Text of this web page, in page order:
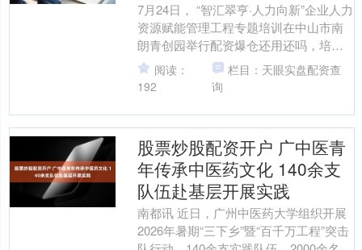
7月24日， “智汇翠亨·人力向新”企业人力
资源赋能管理工程专题培训在中山市南
朗青创园举行配资爆仓还用还吗，培训
由中山市人力资源和社会保障局南朗分
局主办，翠亨新....
阅读：
192
栏目：天眼实盘配资查
询
股票炒股配资开户 广中医青
年传承中医药文化 140余支
队伍赴基层开展实践
南都讯 近日，广州中医药大学组织开展
2026年暑期“三下乡”暨“百千万工程”突击